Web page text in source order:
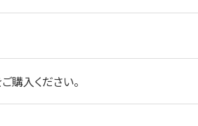
購入ください。